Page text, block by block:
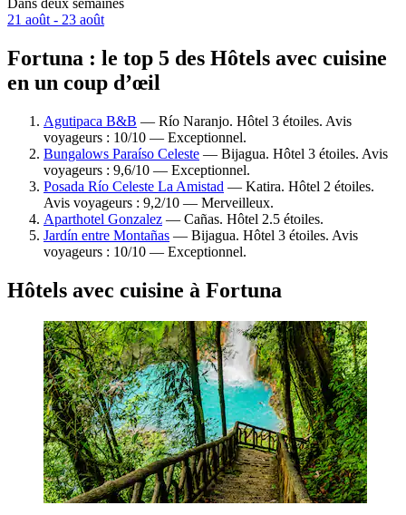
Dans deux semaines
21 août - 23 août
Fortuna : le top 5 des Hôtels avec cuisine
en un coup d’œil
Agutipaca B&B — Río Naranjo. Hôtel 3 étoiles. Avis
voyageurs : 10/10 — Exceptionnel.
Bungalows Paraíso Celeste — Bijagua. Hôtel 3 étoiles. Avis
voyageurs : 9,6/10 — Exceptionnel.
Posada Río Celeste La Amistad — Katira. Hôtel 2 étoiles.
Avis voyageurs : 9,2/10 — Merveilleux.
Aparthotel Gonzalez — Cañas. Hôtel 2.5 étoiles.
Jardín entre Montañas — Bijagua. Hôtel 3 étoiles. Avis
voyageurs : 10/10 — Exceptionnel.
Hôtels avec cuisine à Fortuna